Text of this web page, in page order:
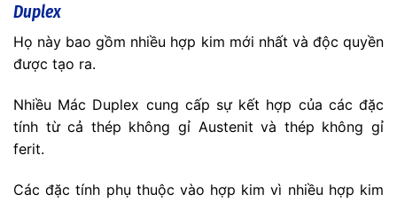
Duplex
Họ này bao gồm nhiều hợp kim mới nhất và độc quyền
được tạo ra.
Nhiều Mác Duplex cung cấp sự kết hợp của các đặc
tính từ cả thép không gỉ Austenit và thép không gỉ
ferit.
Các đặc tính phụ thuộc vào hợp kim vì nhiều hợp kim